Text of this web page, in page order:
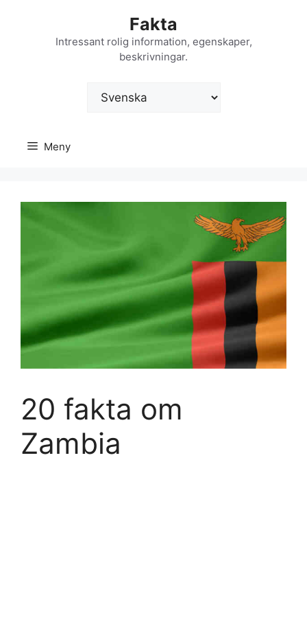
Fakta
Intressant rolig information, egenskaper,
beskrivningar.
Välj
Meny
20 fakta om
Zambia